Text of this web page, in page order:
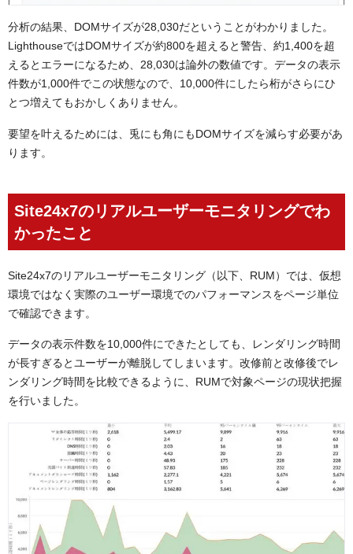
分析の結果、DOMサイズが28,030だということがわかりました。
LighthouseではDOMサイズが約800を超えると警告、約1,400を超
えるとエラーになるため、28,030は論外の数値です。データの表示
件数が1,000件でこの状態なので、10,000件にしたら桁がさらにひ
とつ増えてもおかしくありません。
要望を叶えるためには、兎にも角にもDOMサイズを減らす必要があ
ります。
Site24x7のリアルユーザーモニタリングでわ
かったこと
Site24x7のリアルユーザーモニタリング（以下、RUM）では、仮想
環境ではなく実際のユーザー環境でのパフォーマンスをページ単位
で確認できます。
データの表示件数を10,000件にできたとしても、レンダリング時間
が長すぎるとユーザーが離脱してしまいます。改修前と改修後でレ
ンダリング時間を比較できるように、RUMで対象ページの現状把握
を行いました。